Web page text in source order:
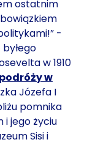
ostatnim
-
w 1910
w
Józefa I
pomnika
i jego życiu
Sisi i